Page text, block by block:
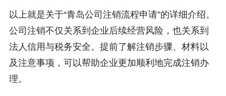
以上就是关于“青岛公司注销流程申请”的详细介绍。
公司注销不仅关系到企业后续经营风险，也关系到
法人信用与税务安全。提前了解注销步骤、材料以
及注意事项，可以帮助企业更加顺利地完成注销办
理。